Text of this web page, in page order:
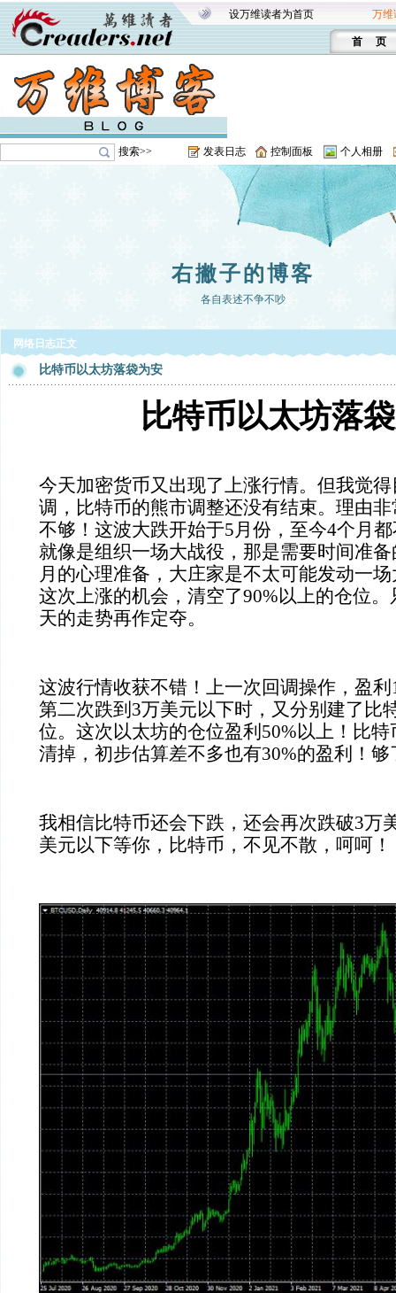
设万维读者为首页 万维
首 页
搜索>> 发表日志 控制面板 个人相册
右撇子的博客
各自表述不争不吵
网络日志正文
比特币以太坊落袋为安
比特币以太坊落
今天加密货币又出现了上涨行情。但我觉
调，比特币的熊市调整还没有结束。理由
不够！这波大跌开始于5月份，至今4个月
就像是组织一场大战役，那是需要时间准
月的心理准备，大庄家是不太可能发动一
这次上涨的机会，清空了90%以上的仓位
天的走势再作定夺。
这波行情收获不错！上一次回调操作，盈
第二次跌到3万美元以下时，又分别建了比
位。这次以太坊的仓位盈利50%以上！比
清掉，初步估算差不多也有30%的盈利！
我相信比特币还会下跌，还会再次跌破3万
美元以下等你，比特币，不见不散，呵呵！